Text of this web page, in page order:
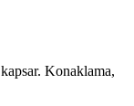
Konaklama,